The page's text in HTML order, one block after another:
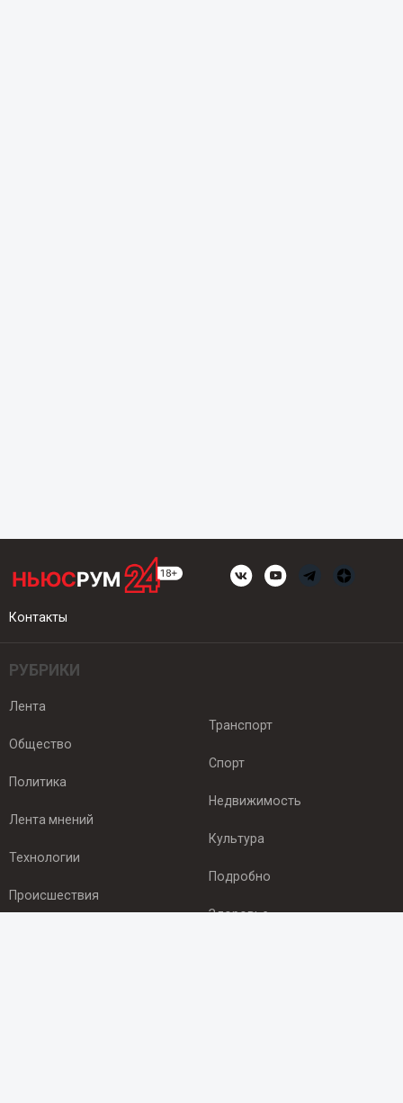
Контакты
РУБРИКИ
Лента
Общество
Политика
Лента мнений
Технологии
Происшествия
Транспорт
Спорт
Недвижимость
Культура
Подробно
Здоровье